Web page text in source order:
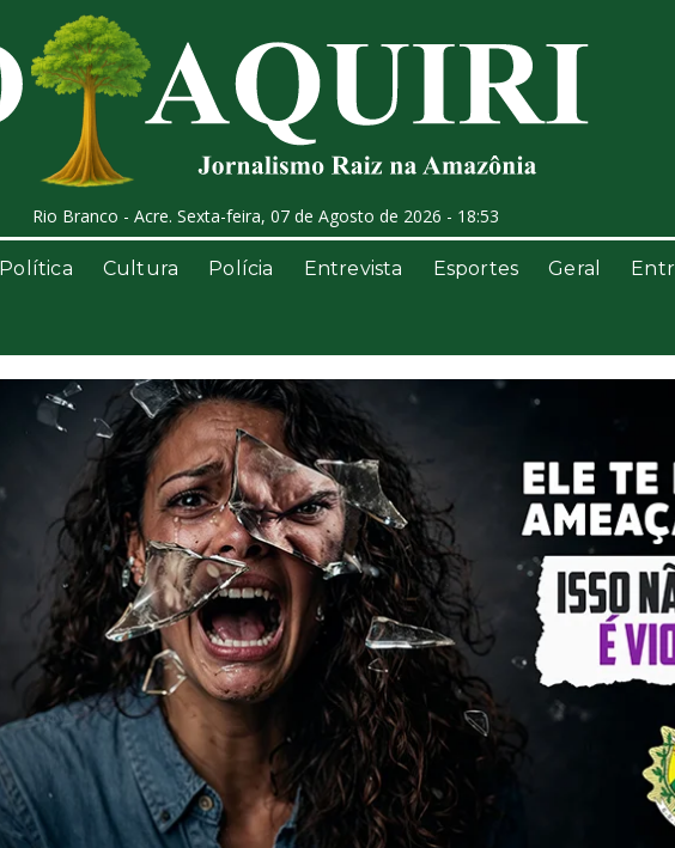
Rio Branco - Acre. Sexta-feira, 07 de Agosto de 2026 - 18:53
Política Cultura Polícia Entrevista Esportes Geral